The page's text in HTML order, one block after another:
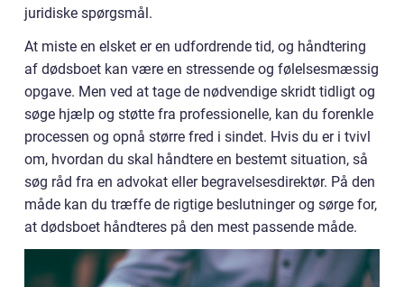
juridiske spørgsmål.
At miste en elsket er en udfordrende tid, og håndtering
af dødsboet kan være en stressende og følelsesmæssig
opgave. Men ved at tage de nødvendige skridt tidligt og
søge hjælp og støtte fra professionelle, kan du forenkle
processen og opnå større fred i sindet. Hvis du er i tvivl
om, hvordan du skal håndtere en bestemt situation, så
søg råd fra en advokat eller begravelsesdirektør. På den
måde kan du træffe de rigtige beslutninger og sørge for,
at dødsboet håndteres på den mest passende måde.